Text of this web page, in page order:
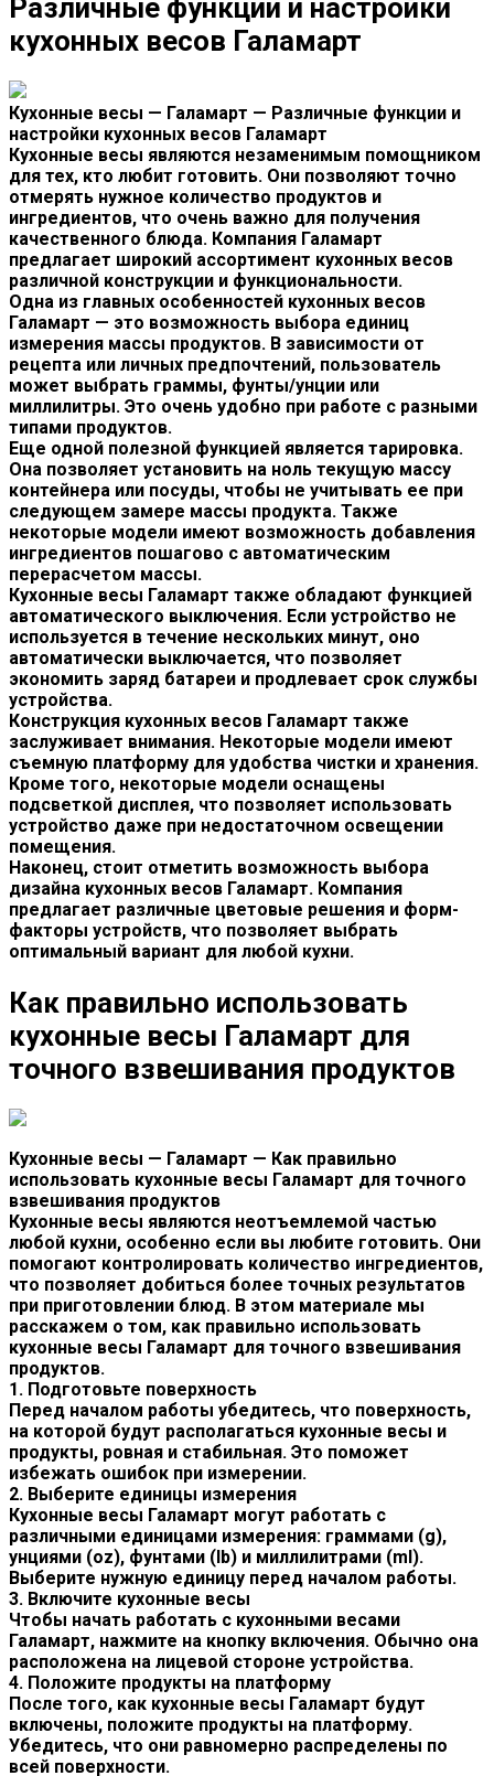
Различные функции и настройки
кухонных весов Галамарт
Кухонные весы — Галамарт — Различные функции и
настройки кухонных весов Галамарт
Кухонные весы являются незаменимым помощником
для тех, кто любит готовить. Они позволяют точно
отмерять нужное количество продуктов и
ингредиентов, что очень важно для получения
качественного блюда. Компания Галамарт
предлагает широкий ассортимент кухонных весов
различной конструкции и функциональности.
Одна из главных особенностей кухонных весов
Галамарт — это возможность выбора единиц
измерения массы продуктов. В зависимости от
рецепта или личных предпочтений, пользователь
может выбрать граммы, фунты/унции или
миллилитры. Это очень удобно при работе с разными
типами продуктов.
Еще одной полезной функцией является тарировка.
Она позволяет установить на ноль текущую массу
контейнера или посуды, чтобы не учитывать ее при
следующем замере массы продукта. Также
некоторые модели имеют возможность добавления
ингредиентов пошагово с автоматическим
перерасчетом массы.
Кухонные весы Галамарт также обладают функцией
автоматического выключения. Если устройство не
используется в течение нескольких минут, оно
автоматически выключается, что позволяет
экономить заряд батареи и продлевает срок службы
устройства.
Конструкция кухонных весов Галамарт также
заслуживает внимания. Некоторые модели имеют
съемную платформу для удобства чистки и хранения.
Кроме того, некоторые модели оснащены
подсветкой дисплея, что позволяет использовать
устройство даже при недостаточном освещении
помещения.
Наконец, стоит отметить возможность выбора
дизайна кухонных весов Галамарт. Компания
предлагает различные цветовые решения и форм-
факторы устройств, что позволяет выбрать
оптимальный вариант для любой кухни.
Как правильно использовать
кухонные весы Галамарт для
точного взвешивания продуктов
Кухонные весы — Галамарт — Как правильно
использовать кухонные весы Галамарт для точного
взвешивания продуктов
Кухонные весы являются неотъемлемой частью
любой кухни, особенно если вы любите готовить. Они
помогают контролировать количество ингредиентов,
что позволяет добиться более точных результатов
при приготовлении блюд. В этом материале мы
расскажем о том, как правильно использовать
кухонные весы Галамарт для точного взвешивания
продуктов.
1. Подготовьте поверхность
Перед началом работы убедитесь, что поверхность,
на которой будут располагаться кухонные весы и
продукты, ровная и стабильная. Это поможет
избежать ошибок при измерении.
2. Выберите единицы измерения
Кухонные весы Галамарт могут работать с
различными единицами измерения: граммами (g),
унциями (oz), фунтами (lb) и миллилитрами (ml).
Выберите нужную единицу перед началом работы.
3. Включите кухонные весы
Чтобы начать работать с кухонными весами
Галамарт, нажмите на кнопку включения. Обычно она
расположена на лицевой стороне устройства.
4. Положите продукты на платформу
После того, как кухонные весы Галамарт будут
включены, положите продукты на платформу.
Убедитесь, что они равномерно распределены по
всей поверхности.